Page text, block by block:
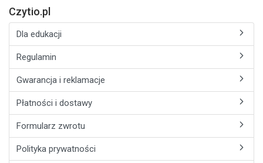
Czytio.pl
Dla edukacji
Regulamin
Gwarancja i reklamacje
Płatności i dostawy
Formularz zwrotu
Polityka prywatności